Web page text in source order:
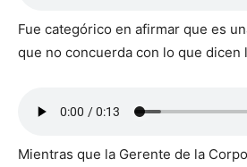
Fue categórico en afirmar que es
que no concuerda con lo que dicen
Mientras que la Gerente de la